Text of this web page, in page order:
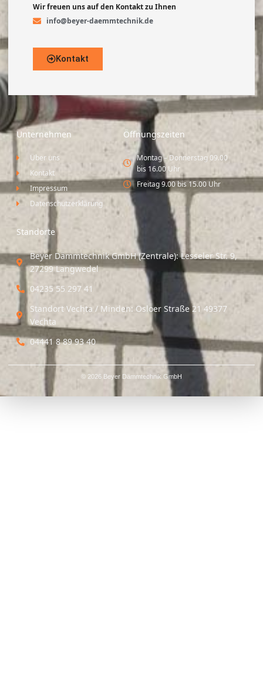
Wir freuen uns auf den Kontakt zu Ihnen
info@beyer-daemmtechnik.de
Kontakt
Unternehmen
Über uns
Kontakt
Impressum
Datenschutzerklärung
Öffnungszeiten
Montag – Donnerstag 09.00
bis 16.00 Uhr
Freitag 9.00 bis 15.00 Uhr
Standorte
Beyer Dämmtechnik GmbH (Zentrale): Lesseler Str. 9,
27299 Langwedel
04235 55 297 41
Standort Vechta / Minden: Osloer Straße 21 49377
Vechta
04441 8 89 93 40
© 2026 Beyer Dämmtechnik GmbH